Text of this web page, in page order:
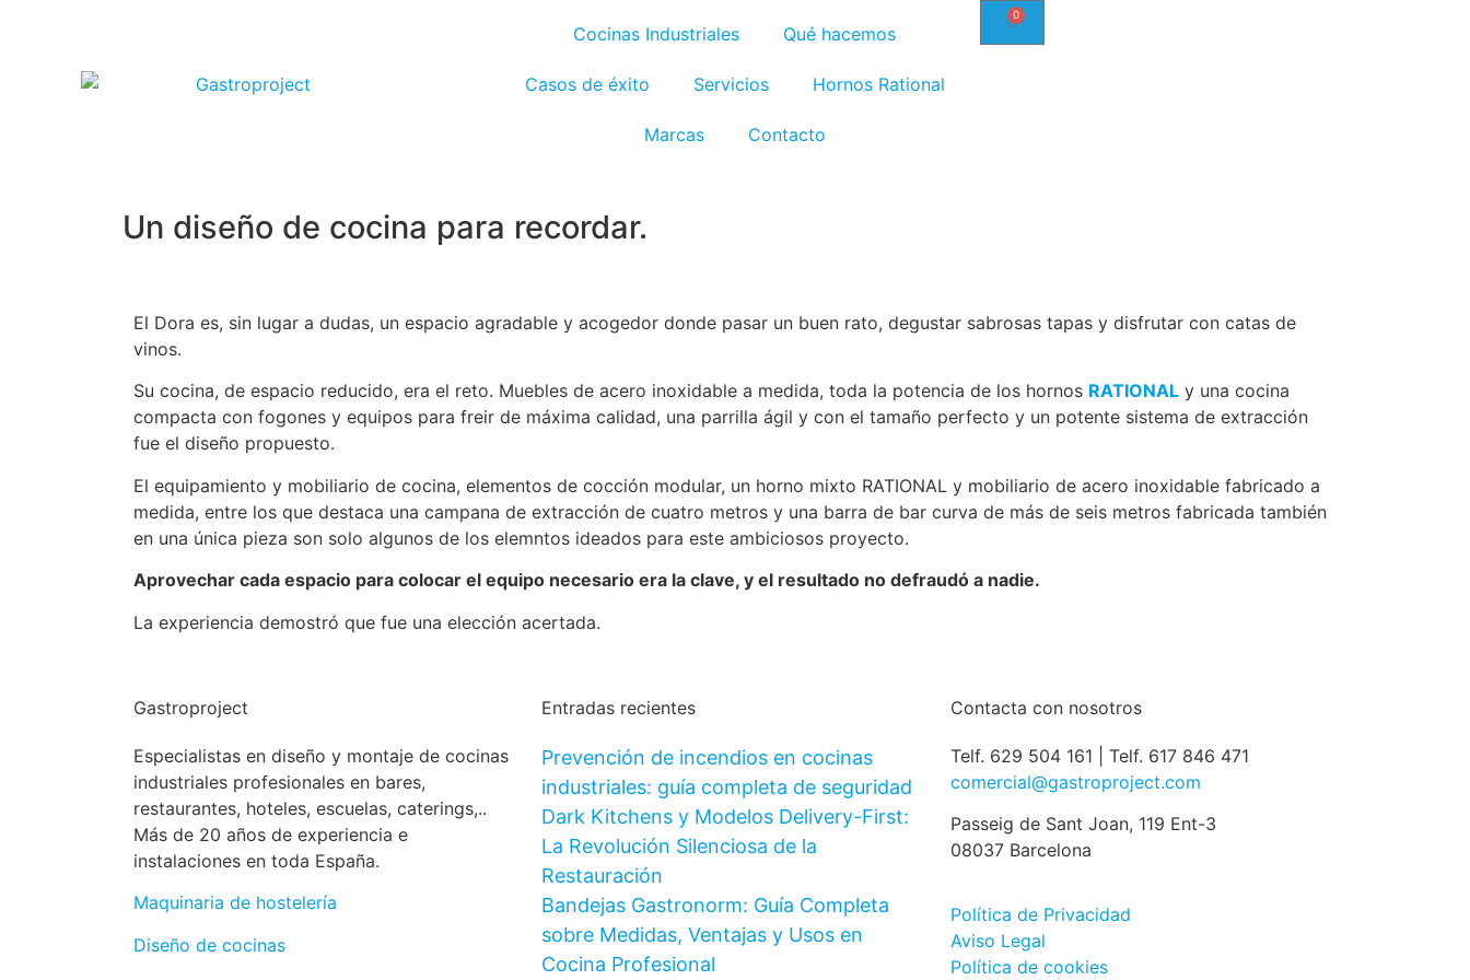
Cocinas Industriales Qué hacemos
Casos de éxito Servicios Hornos Rational
Marcas Contacto
0
Cocina de tapas y vinos del
Un diseño de cocina para recordar.
El Dora es, sin lugar a dudas, un espacio agradable y acogedor donde pasar un buen rato, degustar sabrosas tapas y disfrutar con catas de
vinos.
Su cocina, de espacio reducido, era el reto. Muebles de acero inoxidable a medida, toda la potencia de los hornos RATIONAL y una cocina
compacta con fogones y equipos para freir de máxima calidad, una parrilla ágil y con el tamaño perfecto y un potente sistema de extracción
fue el diseño propuesto.
El equipamiento y mobiliario de cocina, elementos de cocción modular, un horno mixto RATIONAL y mobiliario de acero inoxidable fabricado a
medida, entre los que destaca una campana de extracción de cuatro metros y una barra de bar curva de más de seis metros fabricada también
en una única pieza son solo algunos de los elemntos ideados para este ambiciosos proyecto.
Aprovechar cada espacio para colocar el equipo necesario era la clave, y el resultado no defraudó a nadie.
La experiencia demostró que fue una elección acertada.
Gastroproject
Especialistas en diseño y montaje de cocinas
industriales profesionales en bares,
restaurantes, hoteles, escuelas, caterings,..
Más de 20 años de experiencia e
instalaciones en toda España.
Maquinaria de hostelería
Diseño de cocinas
Entradas recientes
Prevención de incendios en cocinas
industriales: guía completa de seguridad
Dark Kitchens y Modelos Delivery-First:
La Revolución Silenciosa de la
Restauración
Bandejas Gastronorm: Guía Completa
sobre Medidas, Ventajas y Usos en
Cocina Profesional
Contacta con nosotros
Telf. 629 504 161 | Telf. 617 846 471
comercial@gastroproject.com
Passeig de Sant Joan, 119 Ent-3
08037 Barcelona
Política de Privacidad
Aviso Legal
Política de cookies